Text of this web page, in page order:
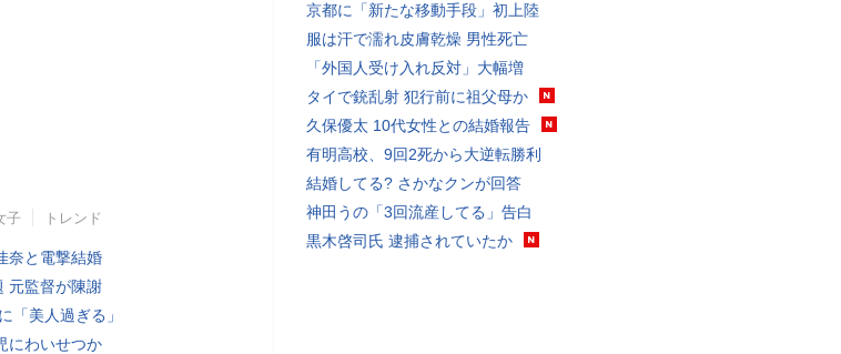
子 トレンド
奈と電撃結婚
元監督が陳謝
「美人過ぎる」
にわいせつか
京都に「新たな移動手段」初上陸
服は汗で濡れ皮膚乾燥 男性死亡
「外国人受け入れ反対」大幅増
タイで銃乱射 犯行前に祖父母か
久保優太 10代女性との結婚報告
有明高校、9回2死から大逆転勝利
結婚してる? さかなクンが回答
神田うの「3回流産してる」告白
黒木啓司氏 逮捕されていたか